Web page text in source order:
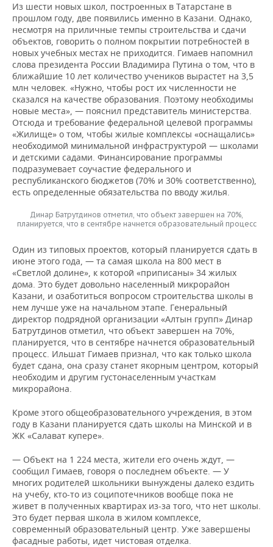
Из шести новых школ, построенных в Татарстане в
прошлом году, две появились именно в Казани. Однако,
несмотря на приличные темпы строительства и сдачи
объектов, говорить о полном покрытии потребностей в
новых учебных местах не приходится. Гимаев напомнил
слова президента России Владимира Путина о том, что в
ближайшие 10 лет количество учеников вырастет на 3,5
млн человек. «Нужно, чтобы рост их численности не
сказался на качестве образования. Поэтому необходимы
новые места», — пояснил представитель министерства.
Отсюда и требование федеральной целевой программы
«Жилище» о том, чтобы жилые комплексы «оснащались»
необходимой минимальной инфраструктурой — школами
и детскими садами. Финансирование программы
подразумевает соучастие федерального и
республиканского бюджетов (70% и 30% соответственно),
есть определенные обязательства по вводу жилья.
Динар Батрутдинов отметил, что объект завершен на 70%,
планируется, что в сентябре начнется образовательный процесс
Один из типовых проектов, который планируется сдать в
июне этого года, — та самая школа на 800 мест в
«Светлой долине», к которой «приписаны» 34 жилых
дома. Это будет довольно населенный микрорайон
Казани, и озаботиться вопросом строительства школы в
нем лучше уже на начальном этапе. Генеральный
директор подрядной организации «Алтын групп» Динар
Батрутдинов отметил, что объект завершен на 70%,
планируется, что в сентябре начнется образовательный
процесс. Ильшат Гимаев признал, что как только школа
будет сдана, она сразу станет якорным центром, который
необходим и другим густонаселенным участкам
микрорайона.
Кроме этого общеобразовательного учреждения, в этом
году в Казани планируется сдать школы на Минской и в
ЖК «Салават купере».
— Объект на 1 224 места, жители его очень ждут, —
сообщил Гимаев, говоря о последнем объекте. — У
многих родителей школьники вынуждены далеко ездить
на учебу, кто-то из соципотечников вообще пока не
живет в полученных квартирах из-за того, что нет школы.
Это будет первая школа в жилом комплексе,
современный образовательный центр. Уже завершены
фасадные работы, идет чистовая отделка.